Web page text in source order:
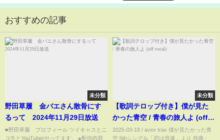
おすすめの記事
未分類
野田草履 金バエさん散骨にす
るって 2024年11月29日放送
■野田草履 プロフィール ツイキャスとニ
コ生とYouTuberやってます。 ●配信内容
未分類
【歌詞テロップ付き】僕が見た
かった青空 / 青春の旅人よ (off
vocal)
2025-03-18 / avex trax 僕が見たかった青
空 5thシングル「恋は倍速」より 作曲 :